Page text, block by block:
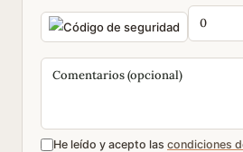
He leído y acepto las condiciones